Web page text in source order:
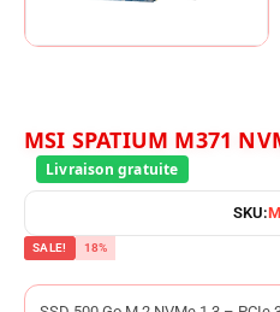
MSI SPATIUM M371
SKU:
SALE! 18%